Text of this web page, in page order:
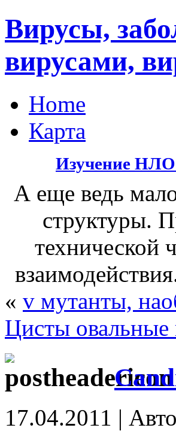
Вирусы,
вирусами,
Home
Карта
Изучение НЛО
А еще ведь
структуры.
технической
« v мутанты,
Цисты овальные
17.04.2011 |